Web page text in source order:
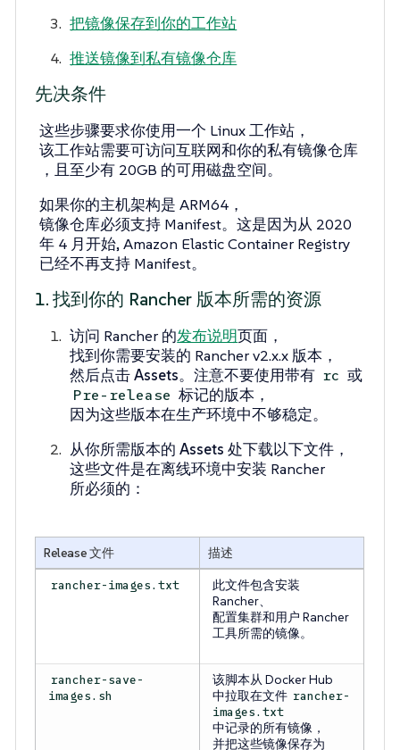
把镜像保存到你的工作站
推送镜像到私有镜像仓库
先决条件
这些步骤要求你使用一个 Linux 工作站，
该工作站需要可访问互联网和你的私有镜像仓库
，且至少有 20GB 的可用磁盘空间。
如果你的主机架构是 ARM64，
镜像仓库必须支持 Manifest。这是因为从 2020
年 4 月开始, Amazon Elastic Container Registry
已经不再支持 Manifest。
1. 找到你的 Rancher 版本所需的资源
访问 Rancher 的发布说明页面，
找到你需要安装的 Rancher v2.x.x 版本，
然后点击Assets。注意不要使用带有 rc 或
Pre-release 标记的版本，
因为这些版本在生产环境中不够稳定。
从你所需版本的Assets 处下载以下文件，
这些文件是在离线环境中安装 Rancher
所必须的：
Release 文件 描述
rancher-images.txt
此文件包含安装
Rancher、
配置集群和用户 Rancher
工具所需的镜像。
rancher-save-
images.sh
该脚本从 Docker Hub
中拉取在文件 rancher-
images.txt
中记录的所有镜像，
并把这些镜像保存为